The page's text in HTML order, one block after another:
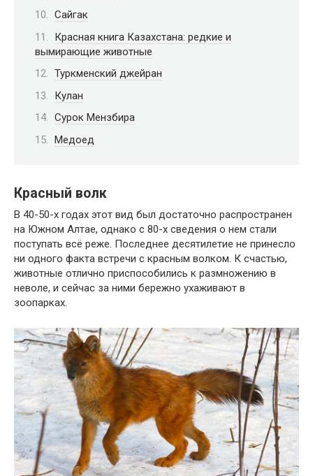
Сайгак
Красная книга Казахстана: редкие и
вымирающие животные
Туркменский джейран
Кулан
Сурок Мензбира
Медоед
Красный волк
В 40-50-х годах этот вид был достаточно распространен
на Южном Алтае, однако с 80-х сведения о нем стали
поступать всё реже. Последнее десятилетие не принесло
ни одного факта встречи с красным волком. К счастью,
животные отлично приспособились к размножению в
неволе, и сейчас за ними бережно ухаживают в
зоопарках.